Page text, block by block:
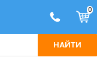
0
НАЙТИ